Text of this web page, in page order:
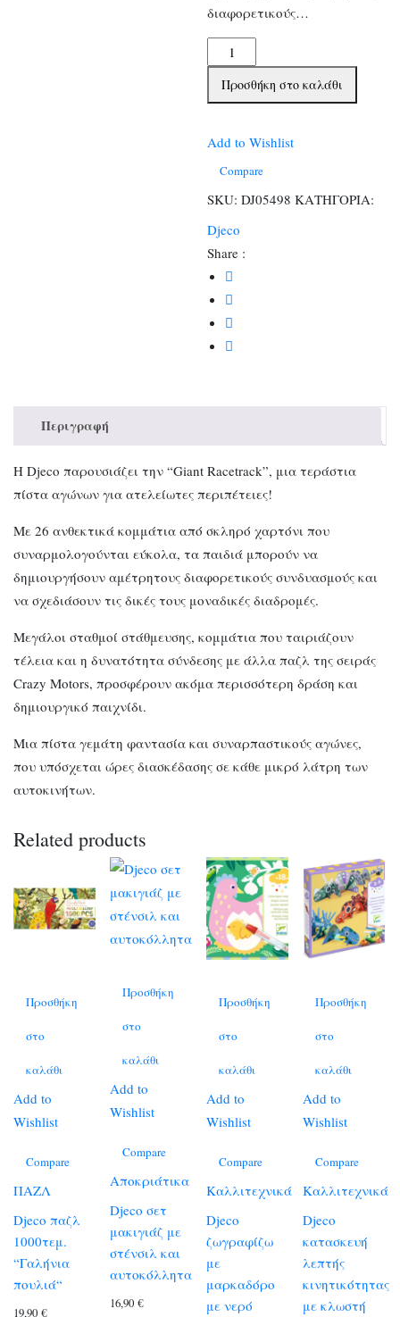
διαφορετικούς…
Djeco
παζλ
γίγας
ποσότητα
Προσθήκη στο καλάθι
Add to Wishlist
Compare
SKU: DJ05498 ΚΑΤΗΓΟΡΙΑ:
Djeco
Share :
Περιγραφή
Η Djeco παρουσιάζει την “Giant Racetrack”, μια τεράστια
πίστα αγώνων για ατελείωτες περιπέτειες!
Με 26 ανθεκτικά κομμάτια από σκληρό χαρτόνι που
συναρμολογούνται εύκολα, τα παιδιά μπορούν να
δημιουργήσουν αμέτρητους διαφορετικούς συνδυασμούς και
να σχεδιάσουν τις δικές τους μοναδικές διαδρομές.
Μεγάλοι σταθμοί στάθμευσης, κομμάτια που ταιριάζουν
τέλεια και η δυνατότητα σύνδεσης με άλλα παζλ της σειράς
Crazy Motors, προσφέρουν ακόμα περισσότερη δράση και
δημιουργικό παιχνίδι.
Μια πίστα γεμάτη φαντασία και συναρπαστικούς αγώνες,
που υπόσχεται ώρες διασκέδασης σε κάθε μικρό λάτρη των
αυτοκινήτων.
Related products
Προσθήκη
στο
καλάθι
Add to
Wishlist
Compare
ΠΑΖΛ
Djeco παζλ
1000τεμ.
“Γαλήνια
πουλιά“
19,90 €
Προσθήκη
στο
καλάθι
Add to
Wishlist
Compare
Αποκριάτικα
Djeco σετ
μακιγιάζ με
στένσιλ και
αυτοκόλλητα
16,90€
Προσθήκη
στο
καλάθι
Add to
Wishlist
Compare
Καλλιτεχνικά
Djeco
ζωγραφίζω
με
μαρκαδόρο
με νερό
Προσθήκη
στο
καλάθι
Add to
Wishlist
Compare
Καλλιτεχνικά
Djeco
κατασκευή
λεπτής
κινητικότητας
με κλωστή